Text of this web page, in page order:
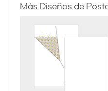
Más Diseños de